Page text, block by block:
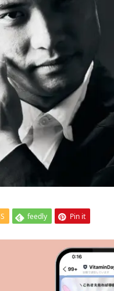
feedly Pin it